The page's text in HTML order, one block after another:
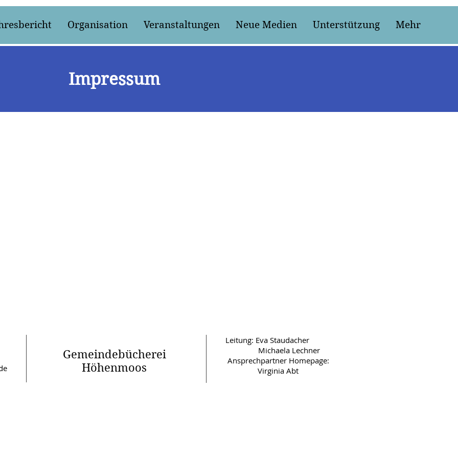
Organisation Veranstaltungen Neue Medien Unterstützung Mehr
Impressum
Gemeindebücherei
Höhenmoos
Leitung: Eva Staudacher
Michaela Lechner
Ansprechpartner Homepage:
Virginia Abt